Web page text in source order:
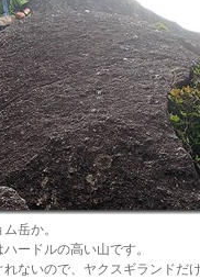
岳か。
ードルの高い山です。
ないので、ヤクスギランドだ